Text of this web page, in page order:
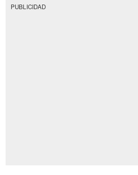
PUBLICIDAD